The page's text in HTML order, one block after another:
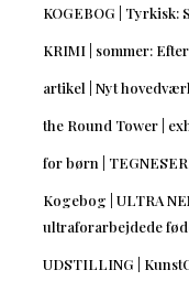
KOGEBOG | Tyrkisk:
KRIMI | sommer:
artikel | Nyt
the Round Tower |
for børn |
Kogebog | ULTRA
ultraforarbejdede
UDSTILLING |